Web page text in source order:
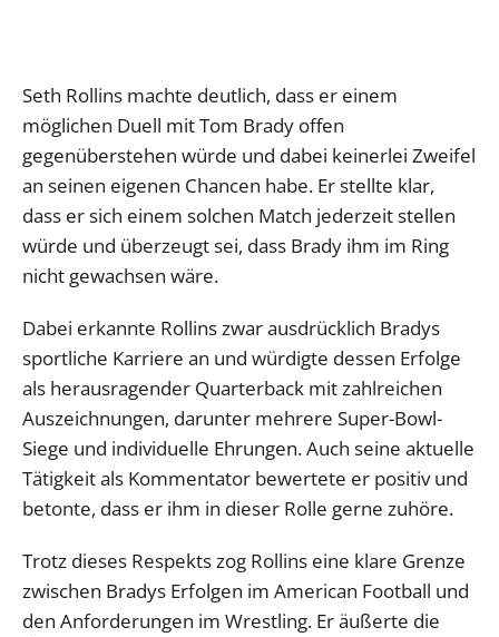
Seth Rollins machte deutlich, dass er einem
möglichen Duell mit Tom Brady offen
gegenüberstehen würde und dabei keinerlei Zweifel
an seinen eigenen Chancen habe. Er stellte klar,
dass er sich einem solchen Match jederzeit stellen
würde und überzeugt sei, dass Brady ihm im Ring
nicht gewachsen wäre.
Dabei erkannte Rollins zwar ausdrücklich Bradys
sportliche Karriere an und würdigte dessen Erfolge
als herausragender Quarterback mit zahlreichen
Auszeichnungen, darunter mehrere Super-Bowl-
Siege und individuelle Ehrungen. Auch seine aktuelle
Tätigkeit als Kommentator bewertete er positiv und
betonte, dass er ihm in dieser Rolle gerne zuhöre.
Trotz dieses Respekts zog Rollins eine klare Grenze
zwischen Bradys Erfolgen im American Football und
den Anforderungen im Wrestling. Er äußerte die